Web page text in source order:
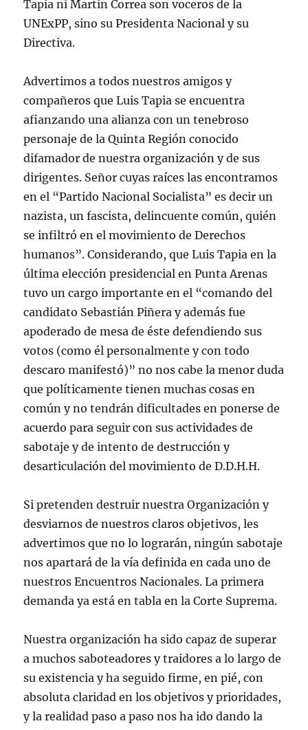
Tapia ni Martín Correa son voceros de la
UNExPP, sino su Presidenta Nacional y su
Directiva.
Advertimos a todos nuestros amigos y
compañeros que Luis Tapia se encuentra
afianzando una alianza con un tenebroso
personaje de la Quinta Región conocido
difamador de nuestra organización y de sus
dirigentes. Señor cuyas raíces las encontramos
en el “Partido Nacional Socialista” es decir un
nazista, un fascista, delincuente común, quién
se infiltró en el movimiento de Derechos
humanos”. Considerando, que Luis Tapia en la
última elección presidencial en Punta Arenas
tuvo un cargo importante en el “comando del
candidato Sebastián Piñera y además fue
apoderado de mesa de éste defendiendo sus
votos (como él personalmente y con todo
descaro manifestó)” no nos cabe la menor duda
que políticamente tienen muchas cosas en
común y no tendrán dificultades en ponerse de
acuerdo para seguir con sus actividades de
sabotaje y de intento de destrucción y
desarticulación del movimiento de D.D.H.H.
Si pretenden destruir nuestra Organización y
desviarnos de nuestros claros objetivos, les
advertimos que no lo lograrán, ningún sabotaje
nos apartará de la vía definida en cada uno de
nuestros Encuentros Nacionales. La primera
demanda ya está en tabla en la Corte Suprema.
Nuestra organización ha sido capaz de superar
a muchos saboteadores y traidores a lo largo de
su existencia y ha seguido firme, en pié, con
absoluta claridad en los objetivos y prioridades,
y la realidad paso a paso nos ha ido dando la